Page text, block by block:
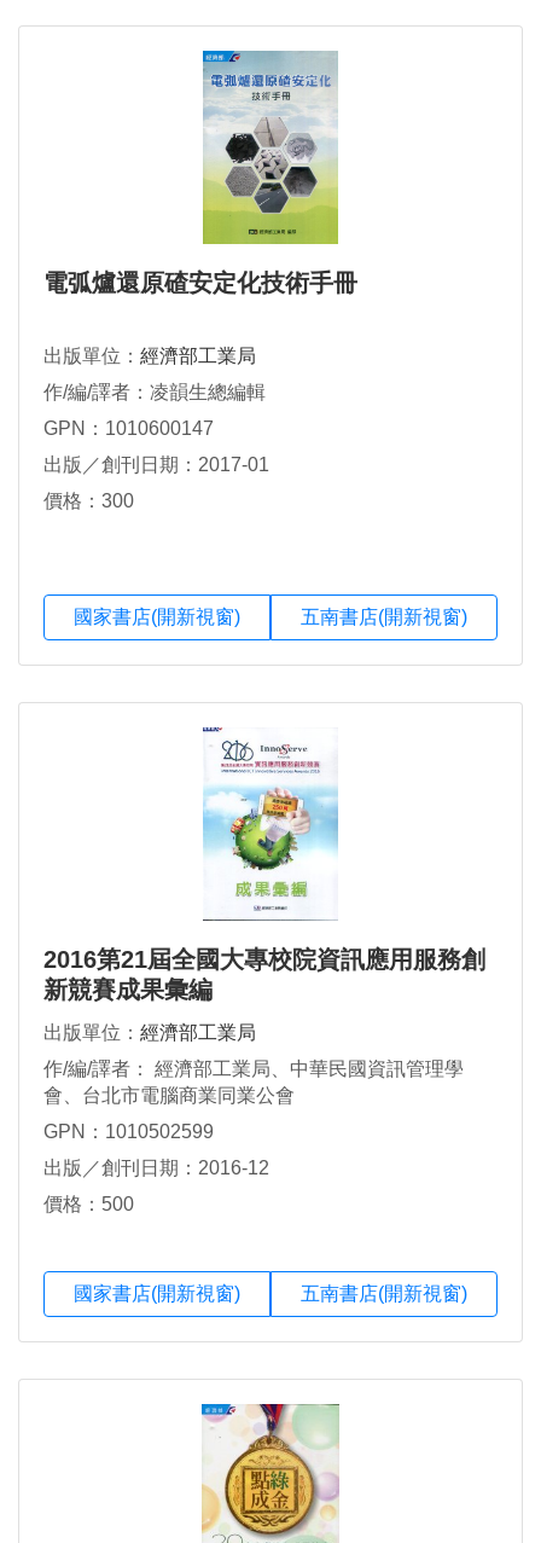
電弧爐還原碴安定化技術手冊
出版單位： 經濟部工業局
作/編/譯者：凌韻生總編輯
GPN：1010600147
出版／創刊日期：2017-01
價格：300
國家書店(開新視窗) 五南書店(開新視窗)
2016第21屆全國大專校院資訊應用服務創
新競賽成果彙編
出版單位： 經濟部工業局
作/編/譯者： 經濟部工業局、中華民國資訊管理學
會、台北市電腦商業同業公會
GPN：1010502599
出版／創刊日期：2016-12
價格：500
國家書店(開新視窗) 五南書店(開新視窗)